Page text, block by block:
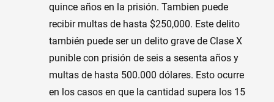
quince años en la prisión. Tambien puede
recibir multas de hasta $250,000. Este delito
también puede ser un delito grave de Clase X
punible con prisión de seis a sesenta años y
multas de hasta 500.000 dólares. Esto ocurre
en los casos en que la cantidad supera los 15